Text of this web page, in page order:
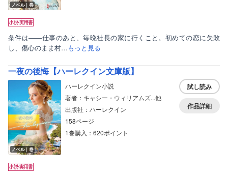
ノベル｜巻
条件は――仕事のあと、毎晩社長の家に行くこと。初めての恋に失敗
し、傷心のまま村…もっと見る
一夜の後悔【ハーレクイン文庫版】
ノベル｜巻
ハーレクイン小説
著者：キャシー・ウィリアムズ...他
出版社：ハーレクイン
158ページ
1巻購入：620ポイント
試し読み
作品詳細